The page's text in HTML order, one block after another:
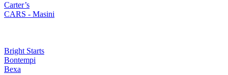
Carter’s
CARS - Masini
Bright Starts
Bontempi
Bexa